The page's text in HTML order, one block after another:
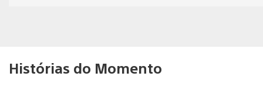
Histórias do Momento